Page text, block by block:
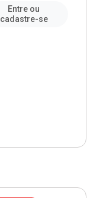
Entre ou
cadastre-se